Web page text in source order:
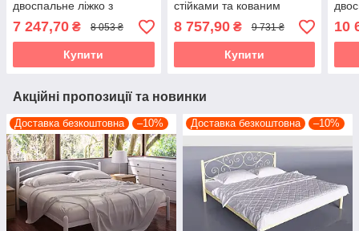
двоспальне ліжко з
високим узголів'ям
7 247,70 ₴ 8 053 ₴
Купити
стійками та кованим
узголів'ям
8 757,90₴ 9 731 ₴
Купити
10
Акційні пропозиції та новинки
Доставка безкоштовна –10% Доставка безкоштовна –10%